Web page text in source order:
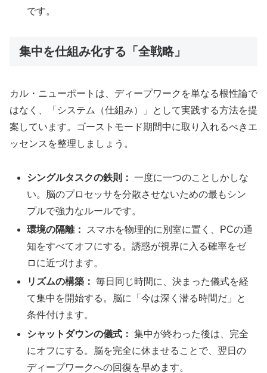
です。
集中を仕組み化する「全戦略」
カル・ニューポートは、ディープワークを単なる根性論で
はなく、「システム（仕組み）」として実践する方法を提
案しています。ゴーストモード期間中に取り入れるべきエ
ッセンスを整理しましょう。
シングルタスクの鉄則： 一度に一つのことしかしな
い。脳のプロセッサを分散させないための最もシン
プルで強力なルールです。
環境の隔離：
スマホを物理的に別室に置く、PCの通
知をすべてオフにする。誘惑が視界に入る確率をゼ
ロに近づけます。
リズムの構築： 毎日同じ時間に、決まった儀式を経
て集中を開始する。脳に「今は深く潜る時間だ」と
条件付けます。
シャットダウンの儀式： 集中が終わった後は、完全
にオフにする。脳を完全に休ませることで、翌日の
ディープワークへの回復を早めます。